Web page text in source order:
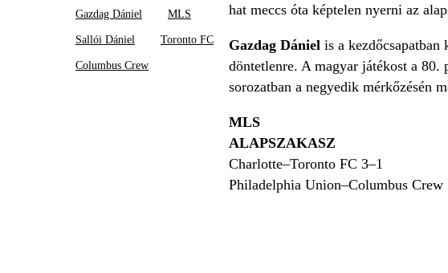
Gazdag Dániel MLS
Sallói Dániel Toronto FC
Columbus Crew
hat meccs óta képtelen nyerni az
Gazdag Dániel is a
döntetlenre. A magyar játékost a 80.
sorozatban a negyedik mérkőzésén
MLS
ALAPSZAKASZ
Charlotte–Toronto FC 3–1
Philadelphia Union–Columbus Crew